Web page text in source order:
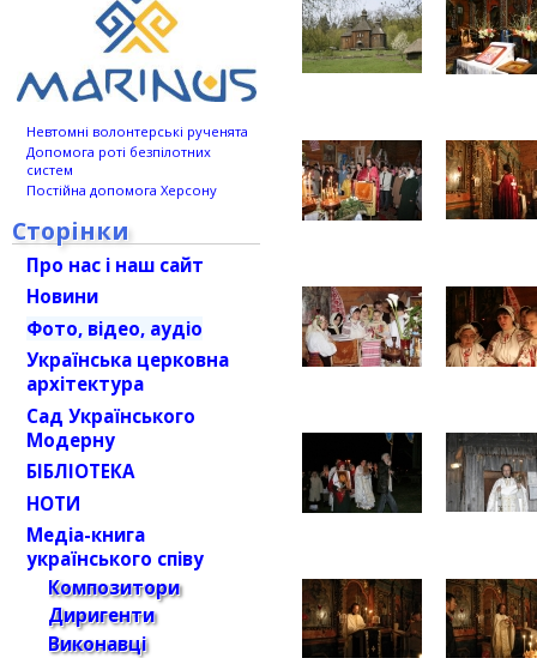
Невтомні волонтерські рученята
Допомога роті безпілотних
систем
Постійна допомога Херсону
Сторінки
Про нас і наш сайт
Новини
Фото, відео, аудіо
Українська церковна
архітектура
Сад Українського
Модерну
БІБЛІОТЕКА
НОТИ
Медіа-книга
українського співу
Композитори
Диригенти
Виконавці